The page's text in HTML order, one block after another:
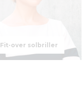
Fit-over solbriller